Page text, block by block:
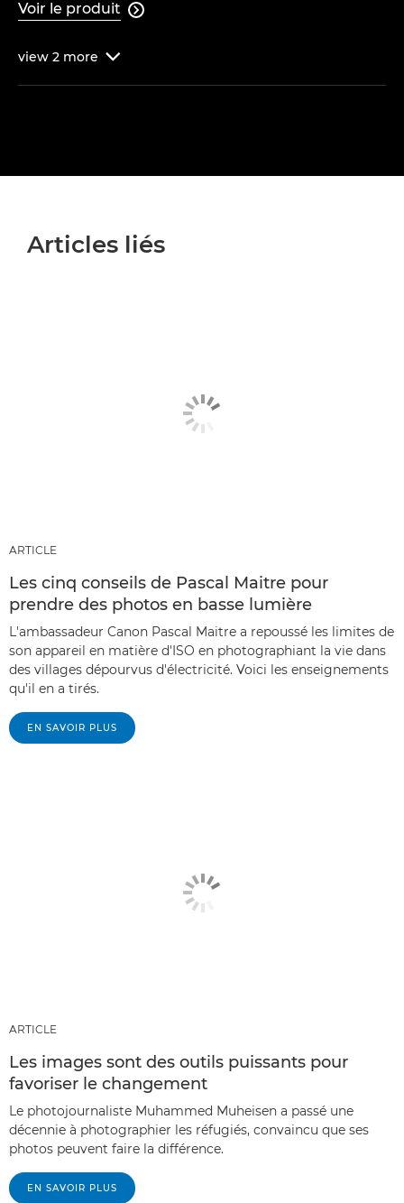
Voir le produit 
view 2 more 
Articles liés
ARTICLE
Les cinq conseils de Pascal Maitre pour
prendre des photos en basse lumière
L'ambassadeur Canon Pascal Maitre a repoussé les limites de
son appareil en matière d'ISO en photographiant la vie dans
des villages dépourvus d'électricité. Voici les enseignements
qu'il en a tirés.
EN SAVOIR PLUS
ARTICLE
Les images sont des outils puissants pour
favoriser le changement
Le photojournaliste Muhammed Muheisen a passé une
décennie à photographier les réfugiés, convaincu que ses
photos peuvent faire la différence.
EN SAVOIR PLUS